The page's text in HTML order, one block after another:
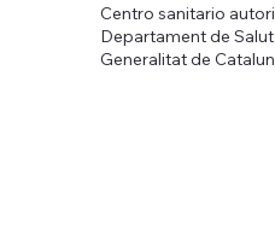
Centro sanitario
Departament de
Generalitat de